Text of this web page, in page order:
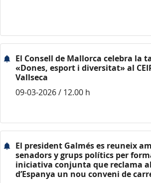
El Consell de Mallorca celebra la
«Dones, esport i diversitat» al
Vallseca
09-03-2026 / 12.00 h
El president Galmés es reuneix
senadors y grups polítics per
iniciativa conjunta que reclama
d’Espanya un nou conveni de